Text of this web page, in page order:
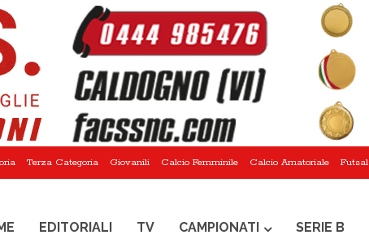
Terza Categoria Giovanili Calcio Femminile Calcio Amatoriale Futsal
EDITORIALI TV CAMPIONATI SERIE B